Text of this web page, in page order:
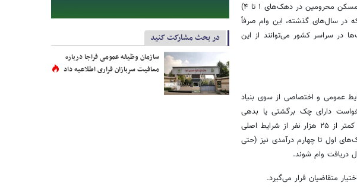
نکته حائز اهمیت در مصوبه جدید، امکان بهره‌مندی اقشار آسیب‌پذیر (جاماندگان مسکن محرومین در دهک‌های ۱ تا ۴)
در سال‌های گذشته، این وام صرفاً
در سراسر کشور می‌توانند از این
شرایط عمومی و اختصاصی از سوی بنیاد
دارای چک برگشتی یا بدهی
غیرجاری در نظام بانکی باشند. همچنین سکونت در روستا یا شهرهای با جمعیت کمتر از ۲۵ هزار نفر از شرایط اصلی
اول تا چهارم درآمدی نیز (حتی
دریافت وام شوند.
در بحث مشارکت کنید
سازمان وظیفه عمومی فراجا درباره
معافیت سربازان فراری اطلاعیه داد